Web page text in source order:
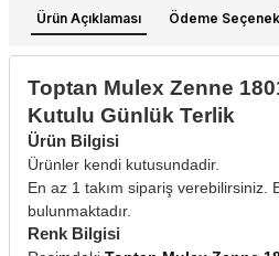
Ürün Açıklaması Ödeme
Toptan Mulex Zenne
Kutulu Günlük Terlik
Ürün Bilgisi
Ürünler kendi kutusundadir.
En az 1 takım sipariş verebilirsiniz.
bulunmaktadır.
Renk Bilgisi